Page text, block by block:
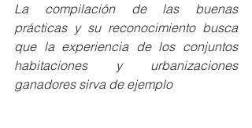
La compilación de las buenas
prácticas y su reconocimiento busca
que la experiencia de los conjuntos
habitaciones y urbanizaciones
ganadores sirva de ejemplo